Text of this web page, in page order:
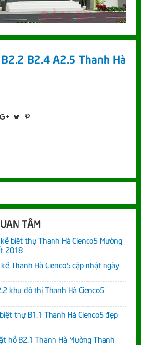
B2.4 A2.5 Thanh Hà
TÂM
biệt thự Thanh Hà Cienco5 Mường
2018
Thanh Hà Cienco5 cập nhật ngày
khu đô thị Thanh Hà Cienco5
thự B1.1 Thanh Hà Cienco5 đẹp
hồ B2.1 Thanh Hà Mường Thanh